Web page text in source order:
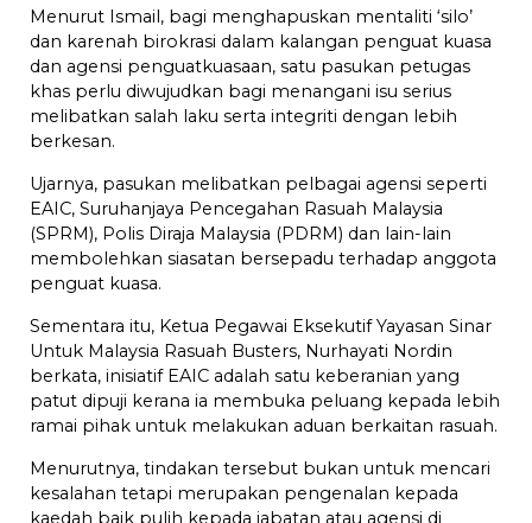
Menurut Ismail, bagi menghapuskan mentaliti ‘silo’
dan karenah birokrasi dalam kalangan penguat kuasa
dan agensi penguatkuasaan, satu pasukan petugas
khas perlu diwujudkan bagi menangani isu serius
melibatkan salah laku serta integriti dengan lebih
berkesan.
Ujarnya, pasukan melibatkan pelbagai agensi seperti
EAIC, Suruhanjaya Pencegahan Rasuah Malaysia
(SPRM), Polis Diraja Malaysia (PDRM) dan lain-lain
membolehkan siasatan bersepadu terhadap anggota
penguat kuasa.
Sementara itu, Ketua Pegawai Eksekutif Yayasan Sinar
Untuk Malaysia Rasuah Busters, Nurhayati Nordin
berkata, inisiatif EAIC adalah satu keberanian yang
patut dipuji kerana ia membuka peluang kepada lebih
ramai pihak untuk melakukan aduan berkaitan rasuah.
Menurutnya, tindakan tersebut bukan untuk mencari
kesalahan tetapi merupakan pengenalan kepada
kaedah baik pulih kepada jabatan atau agensi di